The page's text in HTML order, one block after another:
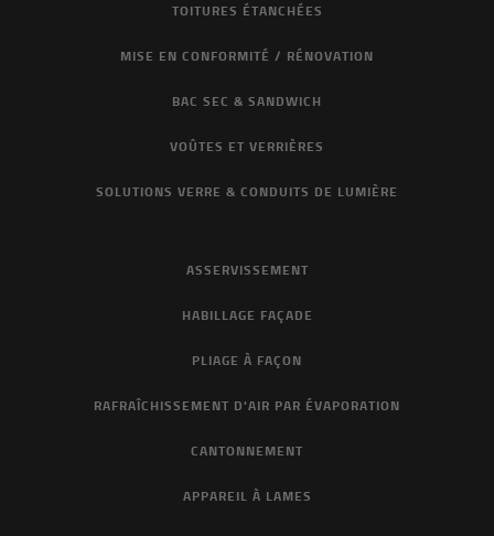
TOITURES ÉTANCHÉES
MISE EN CONFORMITÉ / RÉNOVATION
BAC SEC & SANDWICH
VOÛTES ET VERRIÈRES
SOLUTIONS VERRE & CONDUITS DE LUMIÈRE
ASSERVISSEMENT
HABILLAGE FAÇADE
PLIAGE À FAÇON
RAFRAÎCHISSEMENT D'AIR PAR ÉVAPORATION
CANTONNEMENT
APPAREIL À LAMES